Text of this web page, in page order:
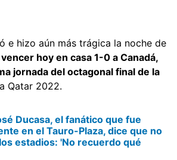
e hizo aún más trágica la noche de
hoy en casa 1-0 a Canadá,
jornada del octagonal final de la
Qatar 2022.
Ducasa, el fanático que fue
en el Tauro-Plaza, dice que no
estadios: 'No recuerdo qué